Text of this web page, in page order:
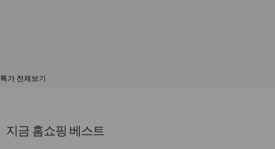
특가 전체보기
지금 홈쇼핑 베스트